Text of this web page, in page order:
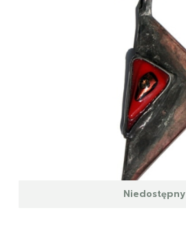
Niedostępny